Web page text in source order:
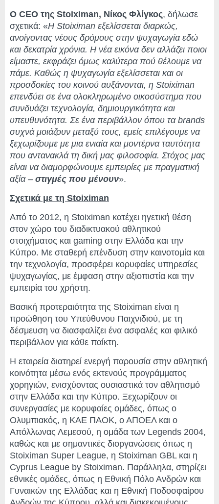
Ο CEO της Stoiximan, Νίκος Φλίγκος, δήλωσε
σχετικά: «Η Stoiximan εξελίσσεται διαρκώς,
ανοίγοντας νέους δρόμους στην ψυχαγωγία εδώ
και δεκατρία χρόνια. Η νέα εικόνα δεν αλλάζει ποιοι
είμαστε, εκφράζει όμως καλύτερα πού θέλουμε να
πάμε. Καθώς η ψυχαγωγία εξελίσσεται και οι
προσδοκίες του κοινού αυξάνονται, η Stoiximan
επενδύει σε ένα ολοκληρωμένο οικοσύστημα που
συνδυάζει τεχνολογία, δημιουργικότητα και
υπευθυνότητα. Σε ένα περιβάλλον όπου τα brands
συχνά μοιάζουν μεταξύ τους, εμείς επιλέγουμε να
ξεχωρίζουμε με μια ενιαίακαι μοντέρνα ταυτότητα
που αντανακλά τη δική μας φιλοσοφία. Στόχος μας
είναι να διαμορφώνουμε εμπειρίες με πραγματική
αξία – στιγμές που μένουν».
Σχετικά με τη Stoiximan
Από το 2012, η Stoiximan κατέχει ηγετική θέση
στον χώρο του διαδικτυακού αθλητικού
στοιχήματος και gaming στην Ελλάδα και την
Κύπρο. Με σταθερή επένδυση στην καινοτομία και
την τεχνολογία, προσφέρει κορυφαίες υπηρεσίες
ψυχαγωγίας, με έμφαση στην αξιοπιστία και την
εμπειρία του χρήστη.
Βασική προτεραιότητα της Stoiximan είναι η
προώθηση του Υπεύθυνου Παιχνιδιού, με τη
δέσμευση να διασφαλίζει ένα ασφαλές και φιλικό
περιβάλλον για κάθε παίκτη.
Η εταιρεία διατηρεί ενεργή παρουσία στην αθλητική
κοινότητα μέσω ενός εκτενούς προγράμματος
χορηγιών, ενισχύοντας ουσιαστικά τον αθλητισμό
στην Ελλάδα και την Κύπρο. Ξεχωρίζουν οι
συνεργασίες με κορυφαίες ομάδες, όπως ο
Ολυμπιακός, η ΚΑΕ ΠΑΟΚ, ο ΑΠΟΕΛ και ο
Απόλλωνας Λεμεσού, η ομάδα των Legends 2004,
καθώς και με σημαντικές διοργανώσεις όπως η
Stoiximan Super League, η Stoiximan GBL και η
Cyprus League by Stoiximan. Παράλληλα, στηρίζει
εθνικές ομάδες, όπως η Εθνική Πόλο Ανδρών και
Γυναικών της Ελλάδας και η Εθνική Ποδοσφαίρου